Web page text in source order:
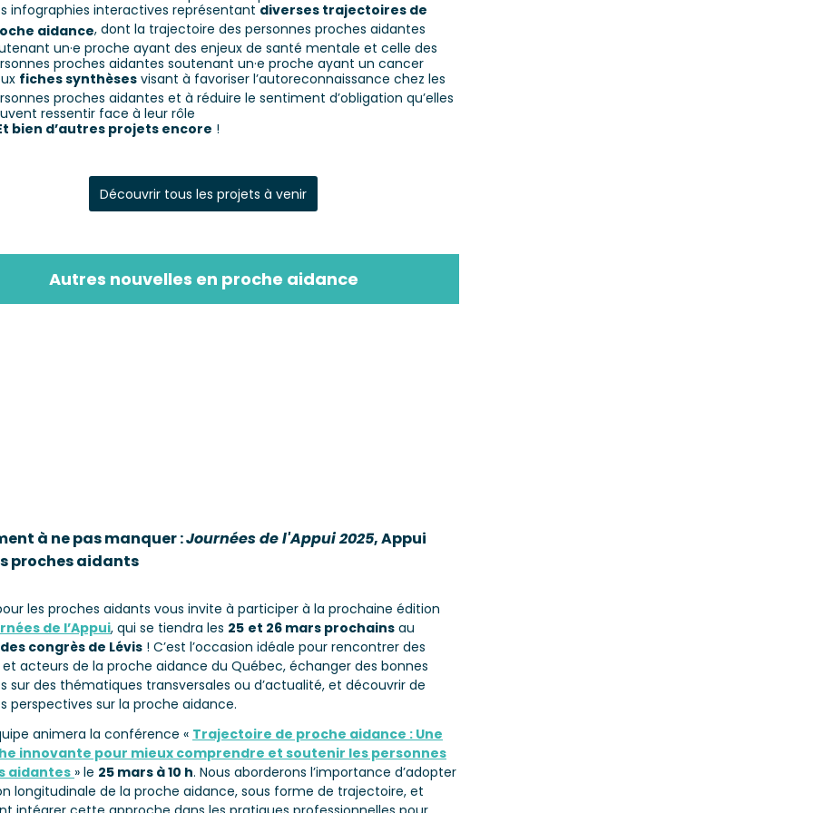
infographies interactives représentant diverses trajectoires de
aidance, dont la trajectoire des personnes proches aidantes
un·e proche ayant des enjeux de santé mentale et celle des
proches aidantes soutenant un·e proche ayant un cancer
fiches synthèses visant à favoriser l’autoreconnaissance chez les
proches aidantes et à réduire le sentiment d’obligation qu’elles
ressentir face à leur rôle
bien d’autres projets encore !
Découvrir tous les projets à venir
Autres nouvelles en proche aidance
à ne pas manquer :Journées de l'Appui 2025, Appui
proches aidants
les proches aidants vous invite à participer à la prochaine édition
de l’Appui, qui se tiendra les 25 et 26 mars prochains au
congrès de Lévis ! C’est l’occasion idéale pour rencontrer des
acteurs de la proche aidance du Québec, échanger des bonnes
sur des thématiques transversales ou d’actualité, et découvrir de
perspectives sur la proche aidance.
animera la conférence « Trajectoire de proche aidance : Une
innovante pour mieux comprendre et soutenir les personnes
aidantes » le 25 mars à 10 h. Nous aborderons l’importance d’adopter
longitudinale de la proche aidance, sous forme de trajectoire, et